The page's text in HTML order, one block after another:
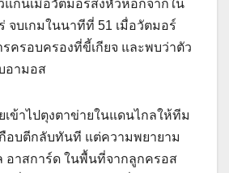
แกนเมื่อวัตมอร์ส่งหัวหอกจากใน
จบเกมในนาทีที่ 51 เมื่อวัตมอร์
ครอบครองที่ขี้เกียจ และพบว่าตัว
อามอส
ข้าไปตุงตาข่ายในแดนไกลให้ทีม
อบตีกลับทันที แต่ความพยายาม
อาสการ์ด ในพื้นที่จากลูกครอส